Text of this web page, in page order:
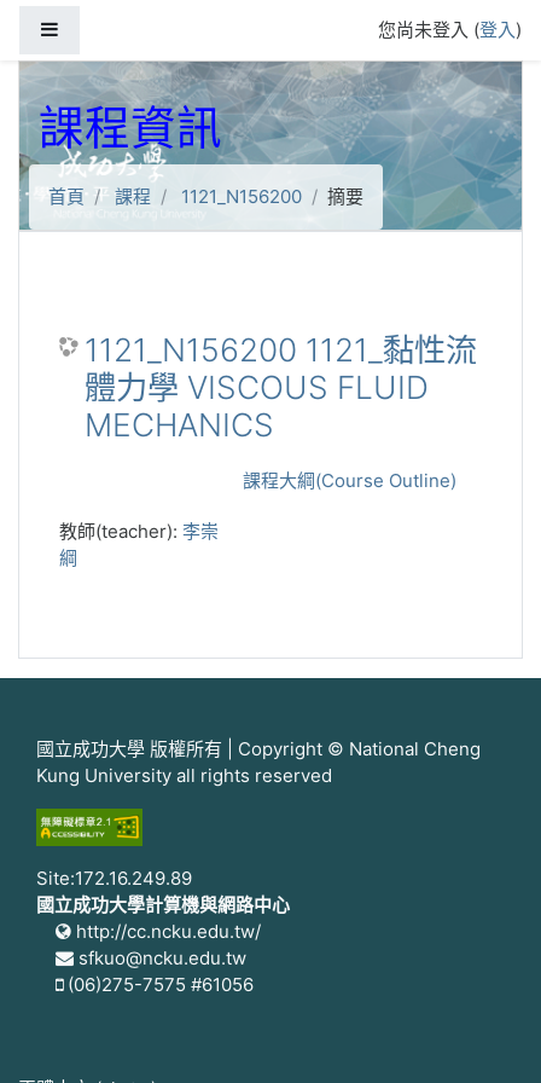
您尚未登入 (登入)
課程資訊
首頁 課程 1121_N156200 摘要
1121_N156200 1121_黏性流
體力學 VISCOUS FLUID
MECHANICS
課程大綱(Course Outline)
教師(teacher): 李崇
綱
國立成功大學 版權所有 | Copyright © National Cheng
Kung University all rights reserved
Site:172.16.249.89
國立成功大學計算機與網路中心
http://cc.ncku.edu.tw/
sfkuo@ncku.edu.tw
(06)275-7575 #61056